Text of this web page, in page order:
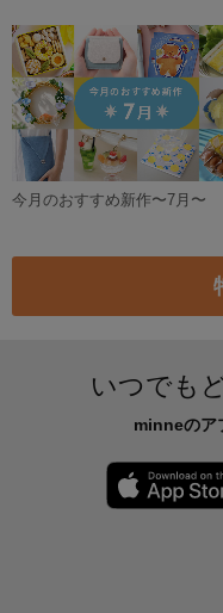
今月のおすすめ新作〜7月〜
いつでも
minneのア